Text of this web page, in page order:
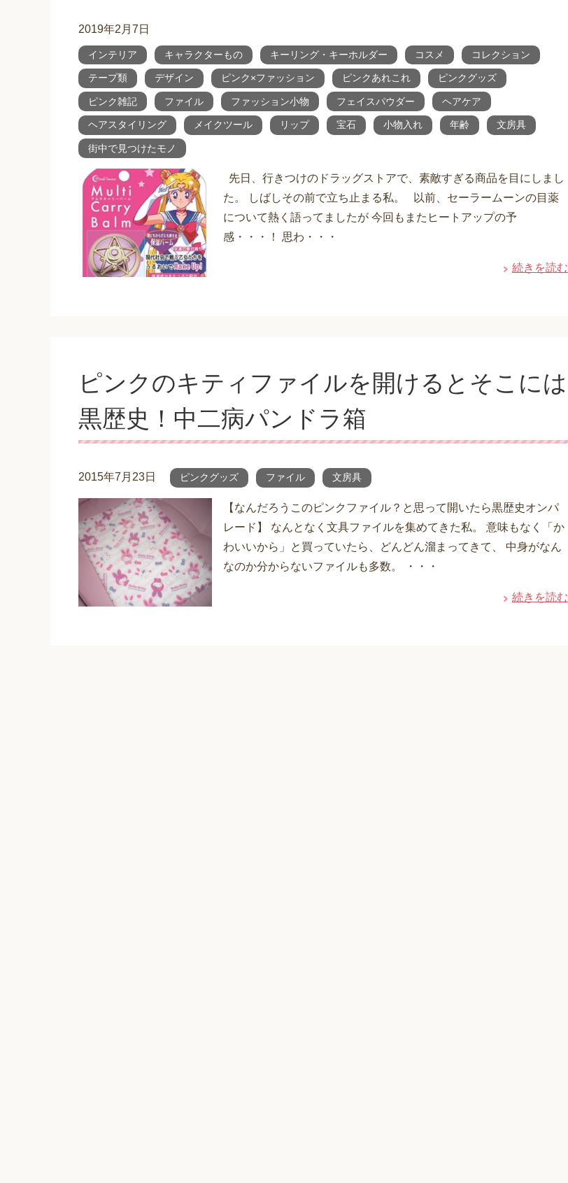
2019年2月7日
インテリア キャラクターもの キーリング・キーホルダー コスメ コレクション
テープ類 デザイン ピンク×ファッション ピンクあれこれ ピンクグッズ
ピンク雑記 ファイル ファッション小物 フェイスパウダー ヘアケア
ヘアスタイリング メイクツール リップ 宝石 小物入れ 年齢 文房具
街中で見つけたモノ
先日、行きつけのドラッグストアで、素敵すぎる商品を目にしまし
た。 しばしその前で立ち止まる私。 以前、セーラームーンの目薬
について熱く語ってましたが 今回もまたヒートアップの予
感・・・！ 思わ・・・
続きを読む
ピンクのキティファイルを開けるとそこには
黒歴史！中二病パンドラ箱
2015年7月23日 ピンクグッズ ファイル 文房具
【なんだろうこのピンクファイル？と思って開いたら黒歴史オンパ
レード】 なんとなく文具ファイルを集めてきた私。 意味もなく「か
わいいから」と買っていたら、どんどん溜まってきて、 中身がなん
なのか分からないファイルも多数。 ・・・
続きを読む